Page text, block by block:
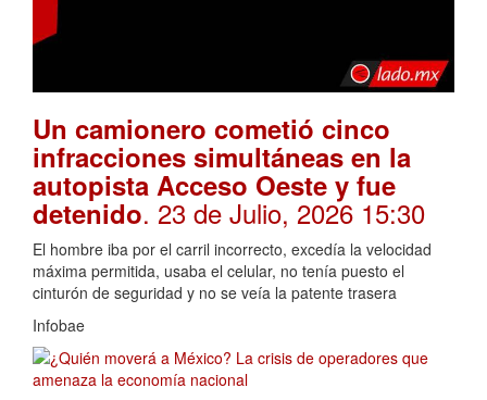
Un camionero cometió cinco
infracciones simultáneas en la
autopista Acceso Oeste y fue
detenido. 23 de Julio, 2026 15:30
El hombre iba por el carril incorrecto, excedía la velocidad
máxima permitida, usaba el celular, no tenía puesto el
cinturón de seguridad y no se veía la patente trasera
Infobae